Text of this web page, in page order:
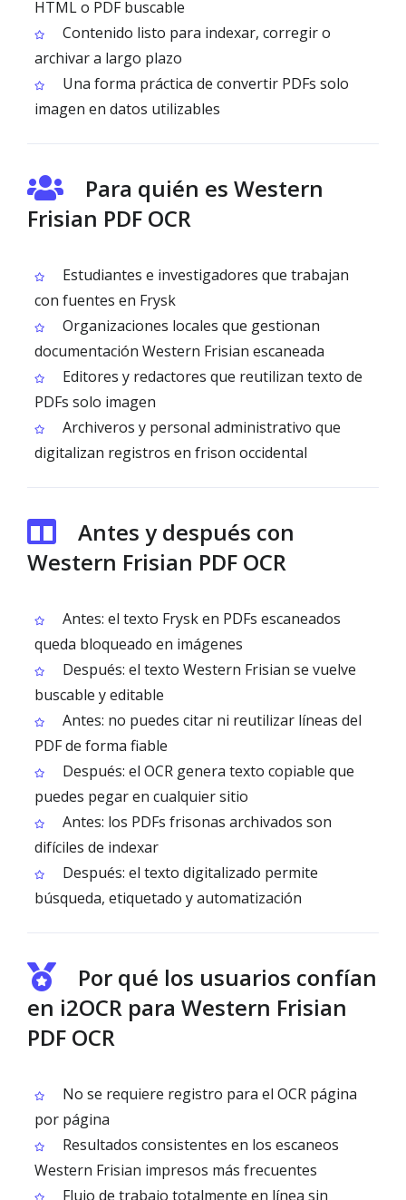
HTML o PDF buscable
Contenido listo para indexar, corregir o
archivar a largo plazo
Una forma práctica de convertir PDFs solo
imagen en datos utilizables
Para quién es Western
Frisian PDF OCR
Estudiantes e investigadores que trabajan
con fuentes en Frysk
Organizaciones locales que gestionan
documentación Western Frisian escaneada
Editores y redactores que reutilizan texto de
PDFs solo imagen
Archiveros y personal administrativo que
digitalizan registros en frison occidental
Antes y después con
Western Frisian PDF OCR
Antes: el texto Frysk en PDFs escaneados
queda bloqueado en imágenes
Después: el texto Western Frisian se vuelve
buscable y editable
Antes: no puedes citar ni reutilizar líneas del
PDF de forma fiable
Después: el OCR genera texto copiable que
puedes pegar en cualquier sitio
Antes: los PDFs frisonas archivados son
difíciles de indexar
Después: el texto digitalizado permite
búsqueda, etiquetado y automatización
Por qué los usuarios confían
en i2OCR para Western Frisian
PDF OCR
No se requiere registro para el OCR página
por página
Resultados consistentes en los escaneos
Western Frisian impresos más frecuentes
Flujo de trabajo totalmente en línea sin